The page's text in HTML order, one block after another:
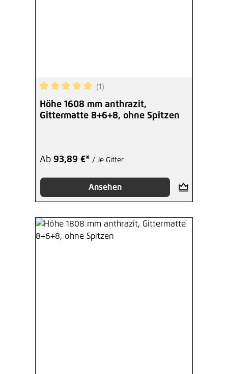
Durchschnittliche Bewertung von 5 von 5
(1)
Höhe 1608 mm anthrazit,
Gittermatte 8+6+8, ohne Spitzen
Ab 93,89 €* / Je Gitter
Ansehen